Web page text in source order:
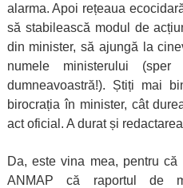
alarma. Apoi rețeaua
să stabilească modul de
din minister, să ajungă la
numele ministerului
dumneavoastră!). Știți mai
birocrația în minister, cât
act oficial. A durat și
Da, este vina mea, pentru
ANMAP că raportul de